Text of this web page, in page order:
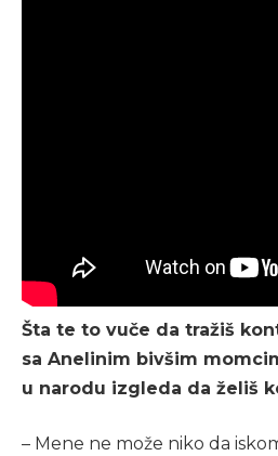
Šta te to vuče da tražiš
sa Anelinim bivšim
u narodu izgleda da želiš
– Mene ne može niko da